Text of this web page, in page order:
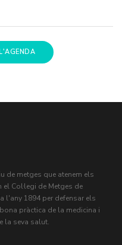
de metges que atenem els
Col·legi de Metges de
l'any 1894 per defensar els
pràctica de la medicina i
la seva salut.